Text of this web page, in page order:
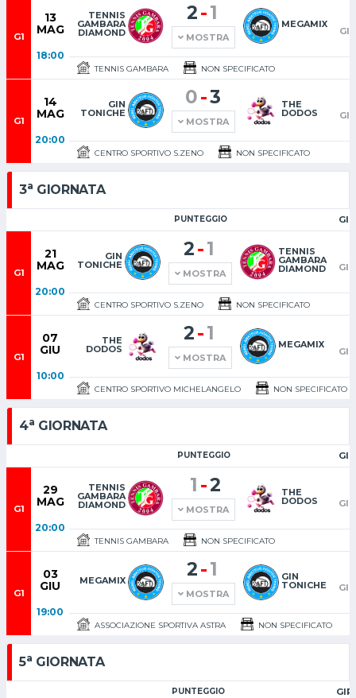
G1
13
MAG
18:00
TENNIS
GAMBARA
DIAMOND
2-1
MOSTRA
MEGAMIX
TENNIS GAMBARA NON SPECIFICATO
G1
14
MAG
20:00
GIN
TONICHE
0-3
MOSTRA
THE
DODOS
CENTRO SPORTIVO S.ZENO NON SPECIFICATO
3a GIORNATA
PUNTEGGIO
G1
21
MAG
20:00
GIN
TONICHE
2-1
MOSTRA
TENNIS
GAMBARA
DIAMOND
CENTRO SPORTIVO S.ZENO NON SPECIFICATO
G1
07
GIU
10:00
THE
DODOS
2-1
MOSTRA
MEGAMIX
CENTRO SPORTIVO MICHELANGELO NON SPECIFICATO
4a GIORNATA
PUNTEGGIO
G1
29
MAG
20:00
TENNIS
GAMBARA
DIAMOND
1 -2
MOSTRA
THE
DODOS
TENNIS GAMBARA NON SPECIFICATO
G1
03
GIU
19:00
MEGAMIX 2-1
MOSTRA
GIN
TONICHE
ASSOCIAZIONE SPORTIVA ASTRA NON SPECIFICATO
5a GIORNATA
PUNTEGGIO